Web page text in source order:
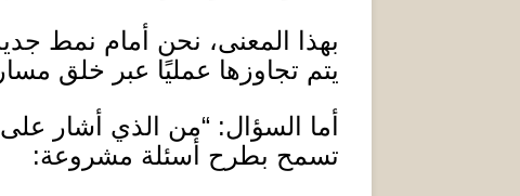
بهذا المعنى، نحن أمام نمط
يتم تجاوزها عمليًا عبر خلق
أما السؤال: “من الذي أشار على
تسمح بطرح أسئلة مشروعة: